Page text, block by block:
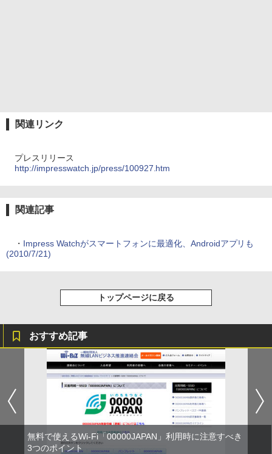
関連リンク
プレスリリース
http://impresswatch.jp/press/100927.htm
関連記事
・ Impress Watchがスマートフォンに最適化、Androidアプリも
(2010/7/21)
トップページに戻る
おすすめ記事
無料で使えるWi-Fi「00000JAPAN」利用時に注意すべき
3つのポイント